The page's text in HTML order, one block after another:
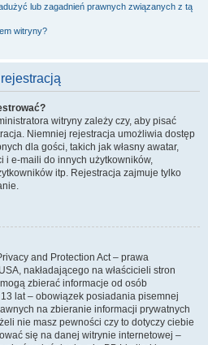
lub zagadnień prawnych związanych z tą
witryny?
witryny zależy czy, aby pisać
Niemniej rejestracja umożliwia dostęp
dla gości, takich jak własny awatar,
i e-maili do innych użytkowników,
itp. Rejestracja zajmuje tylko
and Protection Act – prawa
nakładającego na właścicieli stron
zbierać informacje od osób
lat – obowiązek posiadania pisemnej
na zbieranie informacji prywatnych
nie masz pewności czy to dotyczy ciebie
się na danej witrynie internetowej –